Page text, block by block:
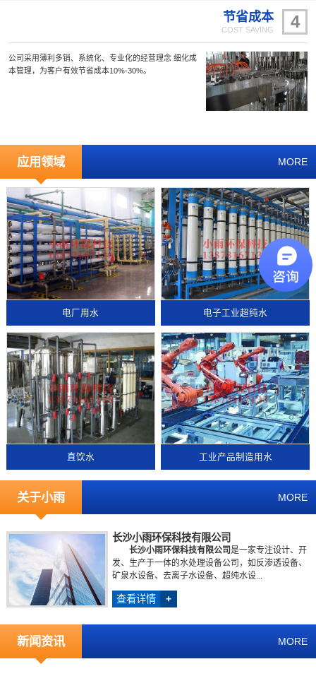
4
节省成本
COST SAVING
公司采用薄利多销、系统化、专业化的经营理念 细化成
本管理，为客户有效节省成本10%-30%。
应用领域 MORE
电厂用水 电子工业超纯水
直饮水 工业产品制造用水
关于小雨 MORE
长沙小雨环保科技有限公司
长沙小雨环保科技有限公司是一家专注设计、开
发、生产于一体的水处理设备公司，如反渗透设备、
矿泉水设备、去离子水设备、超纯水设...
查看详情 +
新闻资讯 MORE